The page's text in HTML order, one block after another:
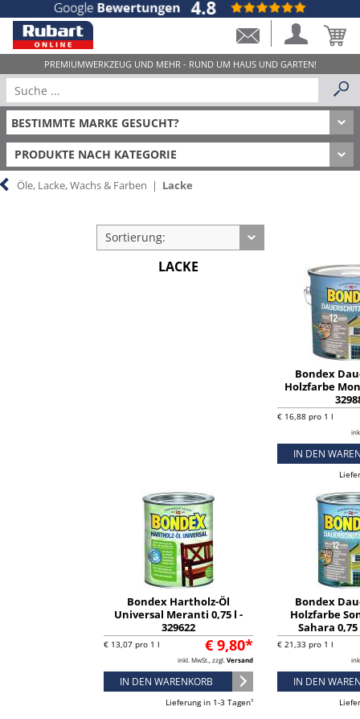
PRODUKTE NACH KATEGORIE
Öle, Lacke, Wachs & Farben | Lacke
Sortierung:
LACKE
Bondex
Holzfarbe
€ 16,88 pro 1 l
IN DEN
Bondex Hartholz-Öl
Universal Meranti 0,75 l -
329622
€ 9,80*
€ 13,07 pro 1 l
inkl. MwSt., zzgl. Versand
IN DEN WARENKORB
Lieferung in 1-3 Tagen¹
Bondex
Holzfarbe
Sahara 0,75
€ 21,33 pro 1 l
IN DEN